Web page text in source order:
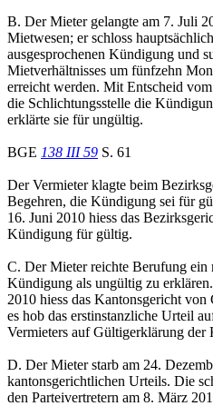
B. Der Mieter gelangte am 7. Juli
Mietwesen; er schloss
ausgesprochenen Kündigung und
Mietverhältnisses um fünfzehn
erreicht werden. Mit Entscheid
die Schlichtungsstelle die
erklärte sie für ungültig.
BGE 138 III 59 S. 61
Der Vermieter klagte beim
Begehren, die Kündigung sei für
16. Juni 2010 hiess das
Kündigung für gültig.
C. Der Mieter reichte Berufung ein
Kündigung als ungültig zu
2010 hiess das Kantonsgericht
es hob das erstinstanzliche Urteil
Vermieters auf Gültigerklärung der
D. Der Mieter starb am 24.
kantonsgerichtlichen Urteils. Die
den Parteivertretern am 8. März